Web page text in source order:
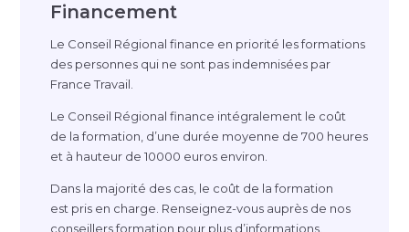
Financement
Le Conseil Régional finance en priorité les formations
des personnes qui ne sont pas indemnisées par
France Travail.
Le Conseil Régional finance intégralement le coût
de la formation, d’une durée moyenne de 700 heures
et à hauteur de 10000 euros environ.
Dans la majorité des cas, le coût de la formation
est pris en charge. Renseignez-vousauprès de nos
conseillers formation pour plus d’informations.